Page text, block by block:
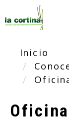
Inicio